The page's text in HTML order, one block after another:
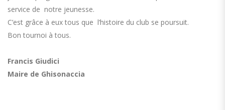
service de notre jeunesse.
C’est grâce à eux tous que l’histoire du club se poursuit.
Bon tournoi à tous.
Francis Giudici
Maire de Ghisonaccia